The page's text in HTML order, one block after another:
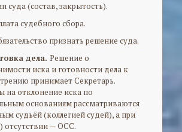
суда (состав, закрытость).
судебного сбора.
признать решение суда.
дела. Решение о
иска и готовности дела к
принимает Секретарь.
на отклонение иска по
основаниям рассматриваются
судьёй (коллегией судей), а при
отсутствии — ОСС.